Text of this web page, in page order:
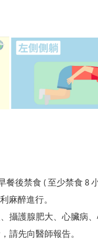
後禁食 ( 至少禁食 8
麻醉進行。
攝護腺肥大、心臟病
請先向醫師報告。